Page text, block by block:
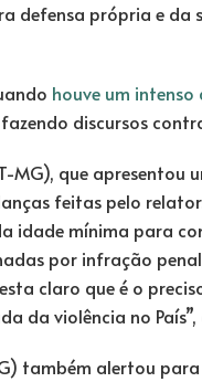
defensa própria e da
houve um intenso
discursos
MG), que
feitas pelo
idade mínima para
por infração
claro que é o
da violência no
também alertou